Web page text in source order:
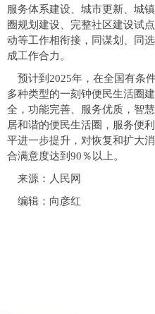
服务体系建设、城市更新、城
圈规划建设、完整社区建设试
动等工作相衔接，同谋划、同
成工作合力。
预计到2025年，在全国有条
多种类型的一刻钟便民生活圈
全，功能完善、服务优质，智
居和谐的便民生活圈，服务便
平进一步提升，对恢复和扩大
合满意度达到90％以上。
来源：人民网
编辑：向彦红